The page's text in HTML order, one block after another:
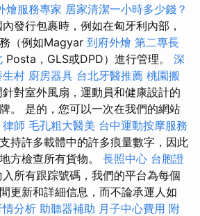
燴服務專家 居家清潔一小時多少錢？
發行包裹時，例如在匈牙利內部，
（例如Magyar 到府外燴 第二專長
Posta，GLS或DPD）進行管理。 深
生村 廚房器具 台北牙醫推薦 桃園搬
對室外風扇，運動員和健康設計的
。 是的，您可以一次在我們的網站
律師 毛孔粗大醫美 台中運動按摩服務
持許多載體中的許多痕量數字，因此
方檢查所有貨物。 長照中心 台胞證
入所有跟踪號碼，我們的平台為每個
更新和詳細信息，而不論承運人如
分析 助聽器補助 月子中心費用 附